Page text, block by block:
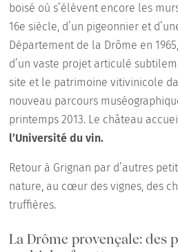
boisé où s’élèvent encore les
16e siècle, d’un pigeonnier et
Département de la Drôme en
d’un vaste projet articulé
site et le patrimoine vitivinicole
nouveau parcours
printemps 2013. Le château
l’Université du vin.
Retour à Grignan par d’autres
nature, au cœur des vignes, des
truffières.
La Drôme provençale: des